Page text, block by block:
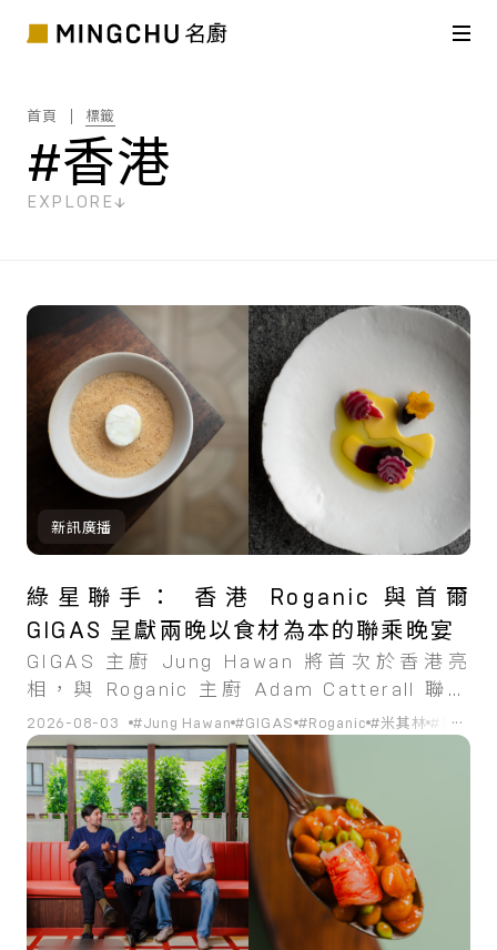
首頁 標籤
#香港
EXPLORE
筆搜尋結果
新訊廣播
綠星聯手： 香港 Roganic 與首爾
GIGAS 呈獻兩晚以食材為本的聯乘晚宴
GIGAS 主廚 Jung Hawan 將首次於香港亮
相，與 Roganic 主廚 Adam Catterall 聯袂
獻藝。
2026-08-03 #Jung Hawan #GIGAS #Roganic #米其林 #香港
...